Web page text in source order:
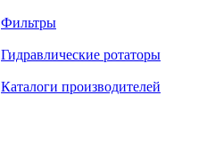
Фильтры
Гидравлические ротаторы
Каталоги производителей